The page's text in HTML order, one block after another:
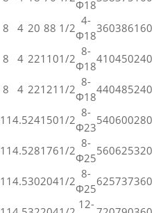
Φ18
8 4 20 88 1/2
4-
Φ18
360386160
8 4 221101/2
8-
Φ18
410450240
8 4 22121 1/2
8-
Φ18
440485240
114.5241501/2
8-
Φ23
540600280
114.5281761/2
8-
Φ25
560625320
114.5302041/2
8-
Φ25
625737360
12-